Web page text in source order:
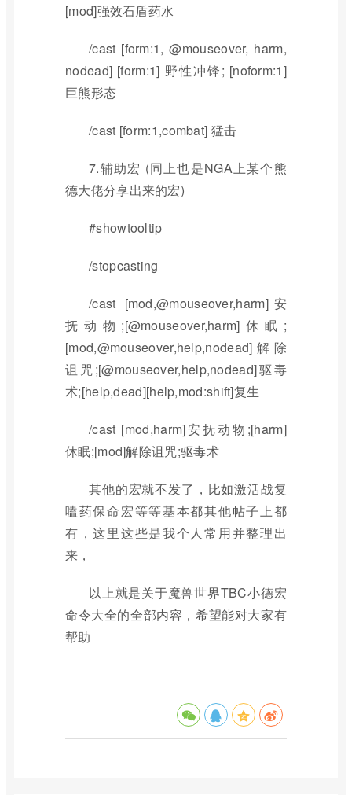
[mod]强效石盾药水
/cast [form:1, @mouseover, harm,
nodead] [form:1] 野性冲锋; [noform:1]
巨熊形态
/cast [form:1,combat] 猛击
7.辅助宏 (同上也是NGA上某个熊
德大佬分享出来的宏)
#showtooltip
/stopcasting
/cast [mod,@mouseover,harm]安
抚动物;[@mouseover,harm]休眠;
[mod,@mouseover,help,nodead]解除
诅咒;[@mouseover,help,nodead]驱毒
术;[help,dead][help,mod:shift]复生
/cast [mod,harm]安抚动物;[harm]
休眠;[mod]解除诅咒;驱毒术
其他的宏就不发了，比如激活战复
嗑药保命宏等等基本都其他帖子上都
有，这里这些是我个人常用并整理出
来，
以上就是关于魔兽世界TBC小德宏
命令大全的全部内容，希望能对大家有
帮助